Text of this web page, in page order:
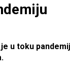
u toku